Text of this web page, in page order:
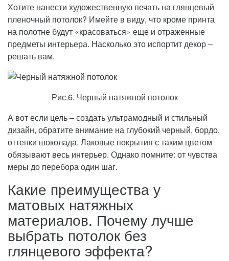
Хотите нанести художественную печать на глянцевый
пленочный потолок? Имейте в виду, что кроме принта
на полотне будут «красоваться» еще и отраженные
предметы интерьера. Насколько это испортит декор –
решать вам.
Рис.6. Черный натяжной потолок
А вот если цель – создать ультрамодный и стильный
дизайн, обратите внимание на глубокий черный, бордо,
оттенки шоколада. Лаковые покрытия с таким цветом
обязывают весь интерьер. Однако помните: от чувства
меры до перебора один шаг.
Какие преимущества у
матовых натяжных
материалов. Почему лучше
выбрать потолок без
глянцевого эффекта?